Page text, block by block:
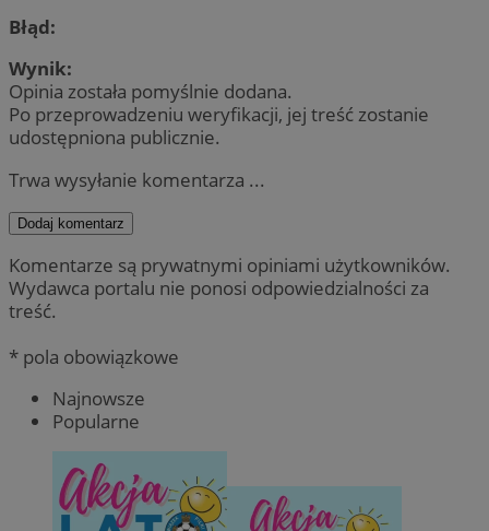
Błąd:
Wynik:
Opinia została pomyślnie dodana.
Po przeprowadzeniu weryfikacji, jej treść zostanie
udostępniona publicznie.
Trwa wysyłanie komentarza ...
Dodaj komentarz
Komentarze są prywatnymi opiniami użytkowników.
Wydawca portalu nie ponosi odpowiedzialności za
treść.
* pola obowiązkowe
Najnowsze
Popularne